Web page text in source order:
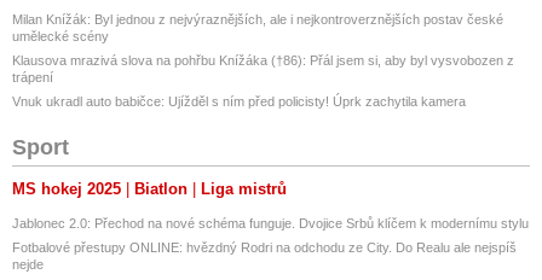
- Hmoždinky a šrouby
- Uživatelský manuál v českém jazyce
Porovnání s ostatními modely
Zobrazit tabulku na celou obrazovku
e-Vision Flex 11 kW
e-Vision Flex Pro 11 kW
e-Vision Flex Ultra 11 kW
Milan Knížák: Byl jednou z nejvýraznějších, ale i nejkontroverznějších postav české
umělecké scény
Klausova mrazivá slova na pohřbu Knížáka (†86): Přál jsem si, aby byl vysvobozen z
trápení
Vnuk ukradl auto babičce: Ujížděl s ním před policisty! Úprk zachytila kamera
Sport
MS hokej 2025 Biatlon Liga mistrů
Jablonec 2.0: Přechod na nové schéma funguje. Dvojice Srbů klíčem k modernímu stylu
Fotbalové přestupy ONLINE: hvězdný Rodri na odchodu ze City. Do Realu ale nejspíš
nejde